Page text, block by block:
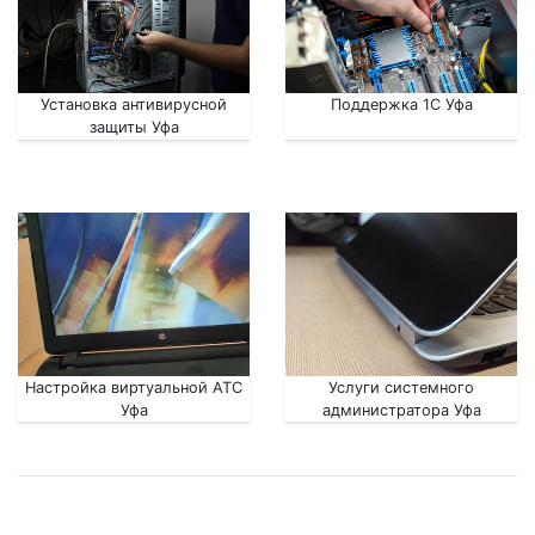
Установка антивирусной
защиты Уфа
Поддержка 1С Уфа
Настройка виртуальной АТС
Уфа
Услуги системного
администратора Уфа